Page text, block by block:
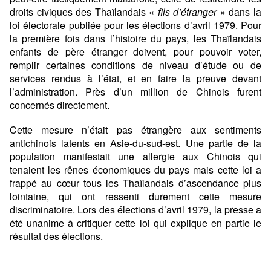
droits civiques des Thaïlandais « fils d’étranger» dans la
loi électorale publiée pour les élections d’avril 1979. Pour
la première fois dans l’histoire du pays, les Thaïlandais
enfants de père étranger doivent, pour pouvoir voter,
remplir certaines conditions de niveau d’étude ou de
services rendus à l’état, et en faire la preuve devant
l’administration. Près d’un million de Chinois furent
concernés directement.
Cette mesure n’était pas étrangère aux sentiments
antichinois latents en Asie-du-sud-est. Une partie de la
population manifestait une allergie aux Chinois qui
tenaient les rênes économiques du pays mais cette loi a
frappé au cœur tous les Thaïlandais d’ascendance plus
lointaine, qui ont ressenti durement cette mesure
discriminatoire. Lors des élections d’avril 1979, la presse a
été unanime à critiquer cette loi qui explique en partie le
résultat des élections.